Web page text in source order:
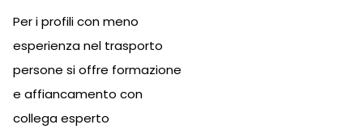
Per i profili con meno
esperienza nel trasporto
persone si offre formazione
e affiancamento con
collega esperto